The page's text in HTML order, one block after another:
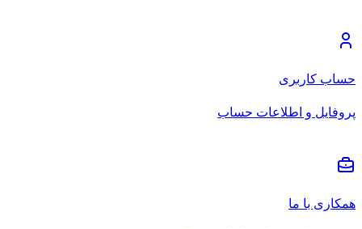
حساب کاربری
پروفایل و اطلاعات حساب
همکاری با ما